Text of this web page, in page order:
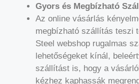
Gyors és Megbízható
Az online vásárlás
megbízható szállítás teszi
Steel webshop rugalmas
lehetőségeket kínál,
szállítást is, hogy a
kézhez kaphassák